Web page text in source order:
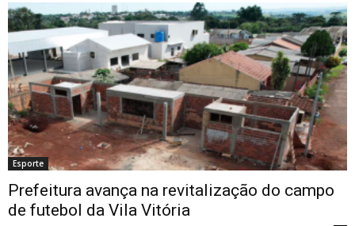
Esporte
Prefeitura avança na revitalização do campo
de futebol da Vila Vitória